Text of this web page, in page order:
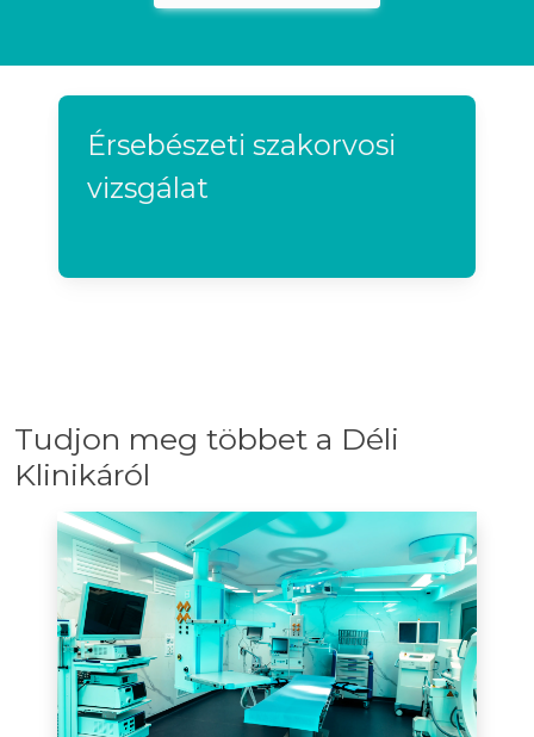
Érsebészeti szakorvosi
vizsgálat
Tudjon meg többet a Déli
Klinikáról